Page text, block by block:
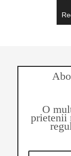
O
prietenii